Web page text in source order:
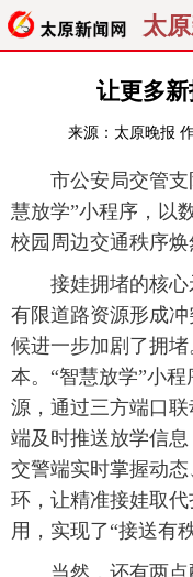
太
聚
经济 关
纵横 曝
旅游 理
看天下 晋
太原日报 太原
让更多
来源： 太原晚报
市公安局交管支
慧放学”小程序，以
校园周边交通秩序焕
接娃拥堵的核心
有限道路资源形成
候进一步加剧了拥
本。“智慧放学”小
源，通过三方端口
端及时推送放学信息
交警端实时掌握动
环，让精准接娃取
用，实现了“接送有
当然，还有两点